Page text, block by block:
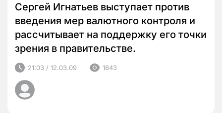
Сергей Игнатьев выступает против
введения мер валютного контроля и
рассчитывает на поддержку его точки
зрения в правительстве.
21:03 / 12.03.09 1843